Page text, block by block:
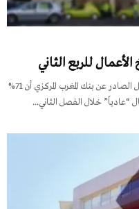
للربع الثاني
بنوك عربية كشف الاستطلاع الفصلي لأرباب العمل الصادر عن بنك المغرب المركزي أن 71%
“عادياً” خلال الفصل الثاني...